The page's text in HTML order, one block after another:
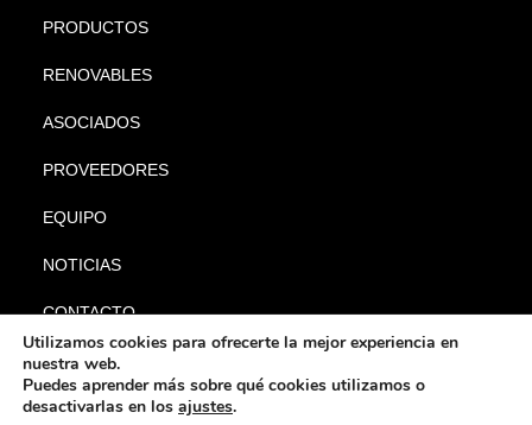
PRODUCTOS
RENOVABLES
ASOCIADOS
PROVEEDORES
EQUIPO
NOTICIAS
CONTACTO
Utilizamos cookies para ofrecerte la mejor experiencia en
nuestra web.
Puedes aprender más sobre qué cookies utilizamos o
desactivarlas en los ajustes.